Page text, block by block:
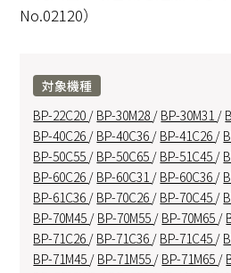
No.02120）
対象機種
BP-22C20 / BP-30M28 / BP-30M31 /
BP-40C26 / BP-40C36 / BP-41C26 /
BP-50C55 / BP-50C65 / BP-51C45 /
BP-60C26 / BP-60C31 / BP-60C36 /
BP-61C36 / BP-70C26 / BP-70C45 /
BP-70M45 / BP-70M55 / BP-70M65 /
BP-71C26 / BP-71C36 / BP-71C45 /
BP-71M45 / BP-71M55 / BP-71M65 /